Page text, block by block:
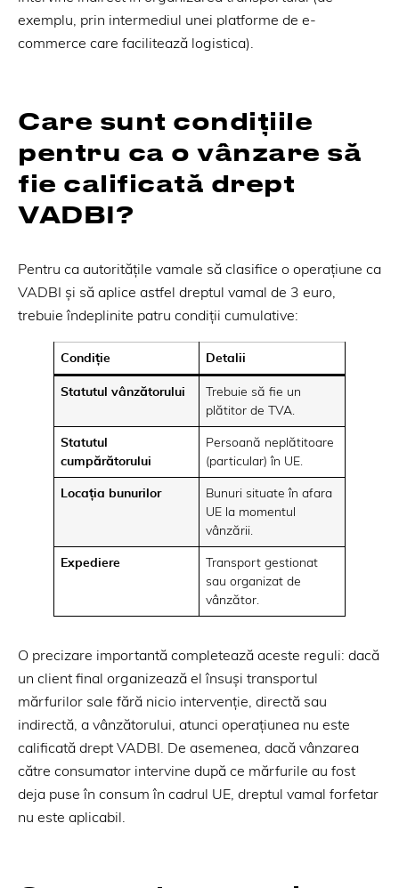
exemplu, prin intermediul unei platforme de e-
commerce care facilitează logistica).
Care sunt condițiile
pentru ca o vânzare să
fie calificată drept
VADBI?
Pentru ca autoritățile vamale să clasifice o operațiune ca
VADBI și să aplice astfel dreptul vamal de 3 euro,
trebuie îndeplinite patru condiții cumulative:
Condiție Detalii
Statutul vânzătorului
Trebuie să fie un
plătitor de TVA.
Statutul
cumpărătorului
Persoană neplătitoare
(particular) în UE.
Locația bunurilor
Bunuri situate în afara
UE la momentul
vânzării.
Expediere
Transport gestionat
sau organizat de
vânzător.
O precizare importantă completează aceste reguli: dacă
un client final organizează el însuși transportul
mărfurilor sale fără nicio intervenție, directă sau
indirectă, a vânzătorului, atunci operațiunea nu este
calificată drept VADBI. De asemenea, dacă vânzarea
către consumator intervine după ce mărfurile au fost
deja puse în consum în cadrul UE, dreptul vamal forfetar
nu este aplicabil.